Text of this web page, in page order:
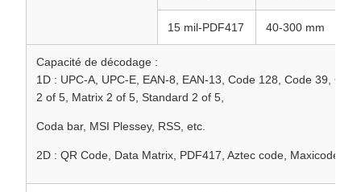
15 mil-PDF417 40-300 mm
Capacité de décodage :
1D : UPC-A, UPC-E, EAN-8, EAN-13, Code 128, Code 39,
2 of 5, Matrix 2 of 5, Standard 2 of 5,
Coda bar, MSI Plessey, RSS, etc.
2D : QR Code, Data Matrix, PDF417, Aztec code, Maxicode,